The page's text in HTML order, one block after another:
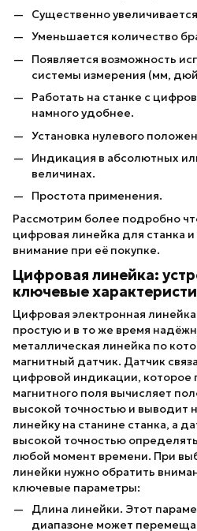
Существенно
Уменьшается количество
Появляется возможность
системы измерения (мм,
Работать на станке с
намного удобнее.
Установка нулевого
Индикация в абсолютных
величинах.
Простота применения.
Рассмотрим более подробно
цифровая линейка для станка и
внимание при её покупке.
Цифровая линейка:
ключевые
Цифровая электронная
простую и в то же время
металлическая линейка по
магнитный датчик. Датчик
цифровой индикации, которое
магнитного поля вычисляет
высокой точностью и выводит
линейку на станине станка, а
высокой точностью
любой момент времени. При
линейки нужно обратить
ключевые параметры:
Длина линейки. Этот
диапазоне может